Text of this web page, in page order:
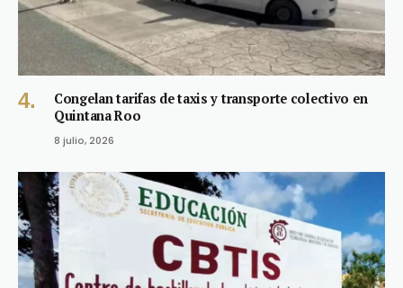
Congelan tarifas de taxis y transporte colectivo en
Quintana Roo
8 julio, 2026